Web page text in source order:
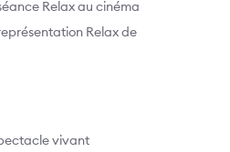
Relax au cinéma
Relax de
vivant